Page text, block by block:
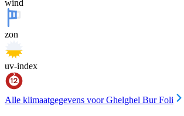
wind
zon
uv-index
Alle klimaatgegevens voor Ghelghel Bur Foli